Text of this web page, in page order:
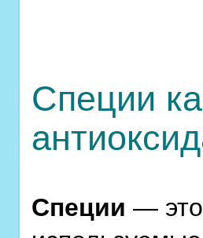
Специи
Специи —